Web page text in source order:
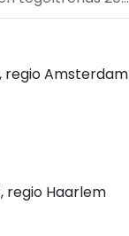
regio Amsterdam
regio Haarlem